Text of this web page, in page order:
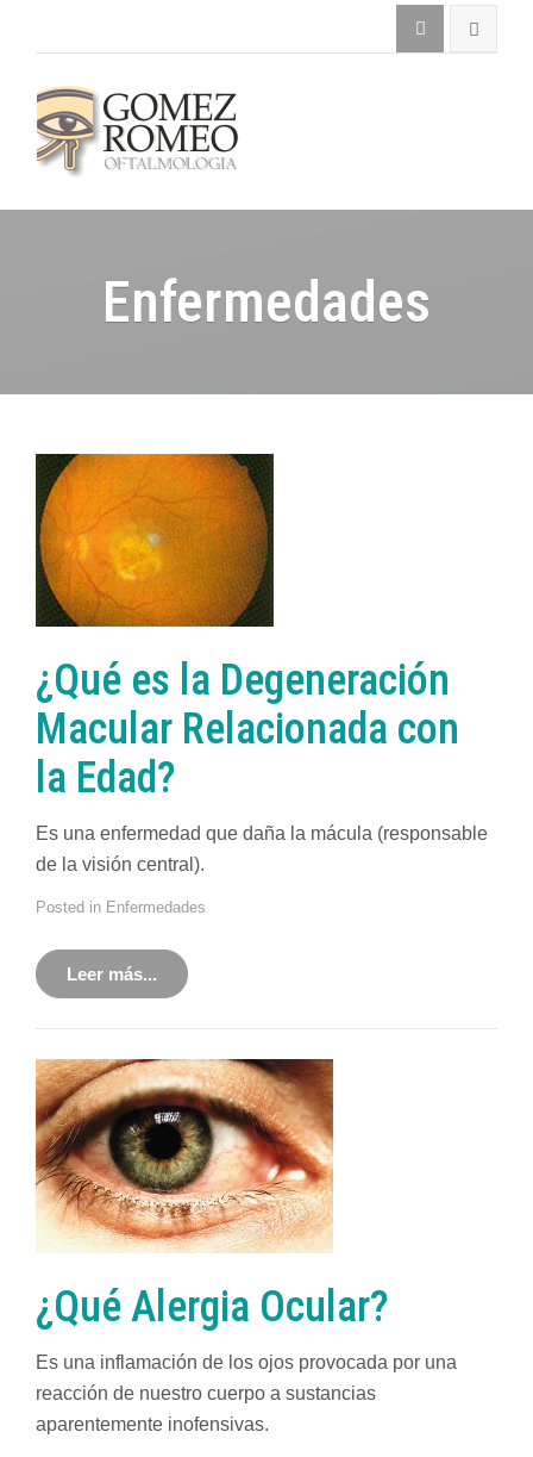
Enfermedades
¿Qué es la Degeneración
Macular Relacionada con
la Edad?
Es una enfermedad que daña la mácula (responsable
de la visión central).
Posted in Enfermedades
Leer más...
¿Qué Alergia Ocular?
Es una inflamación de los ojos provocada por una
reacción de nuestro cuerpo a sustancias
aparentemente inofensivas.